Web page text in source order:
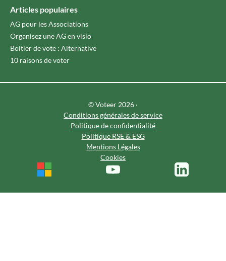
Articles populaires
AG pour les Associations
Organisez une AG en visio
Boitier de vote : Alternative
10 raisons de voter
© Voteer 2026 ·
Conditions générales de service
Politique de confidentialité
Politique RSE & ESG
Mentions Légales
Cookies